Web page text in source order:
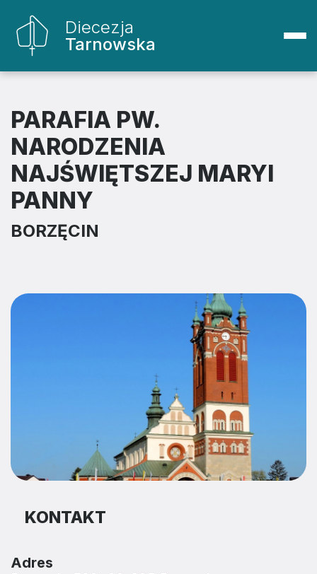
Diecezja
Tarnowska
PARAFIA PW.
NARODZENIA
NAJŚWIĘTSZEJ MARYI
PANNY
BORZĘCIN
KONTAKT
Adres